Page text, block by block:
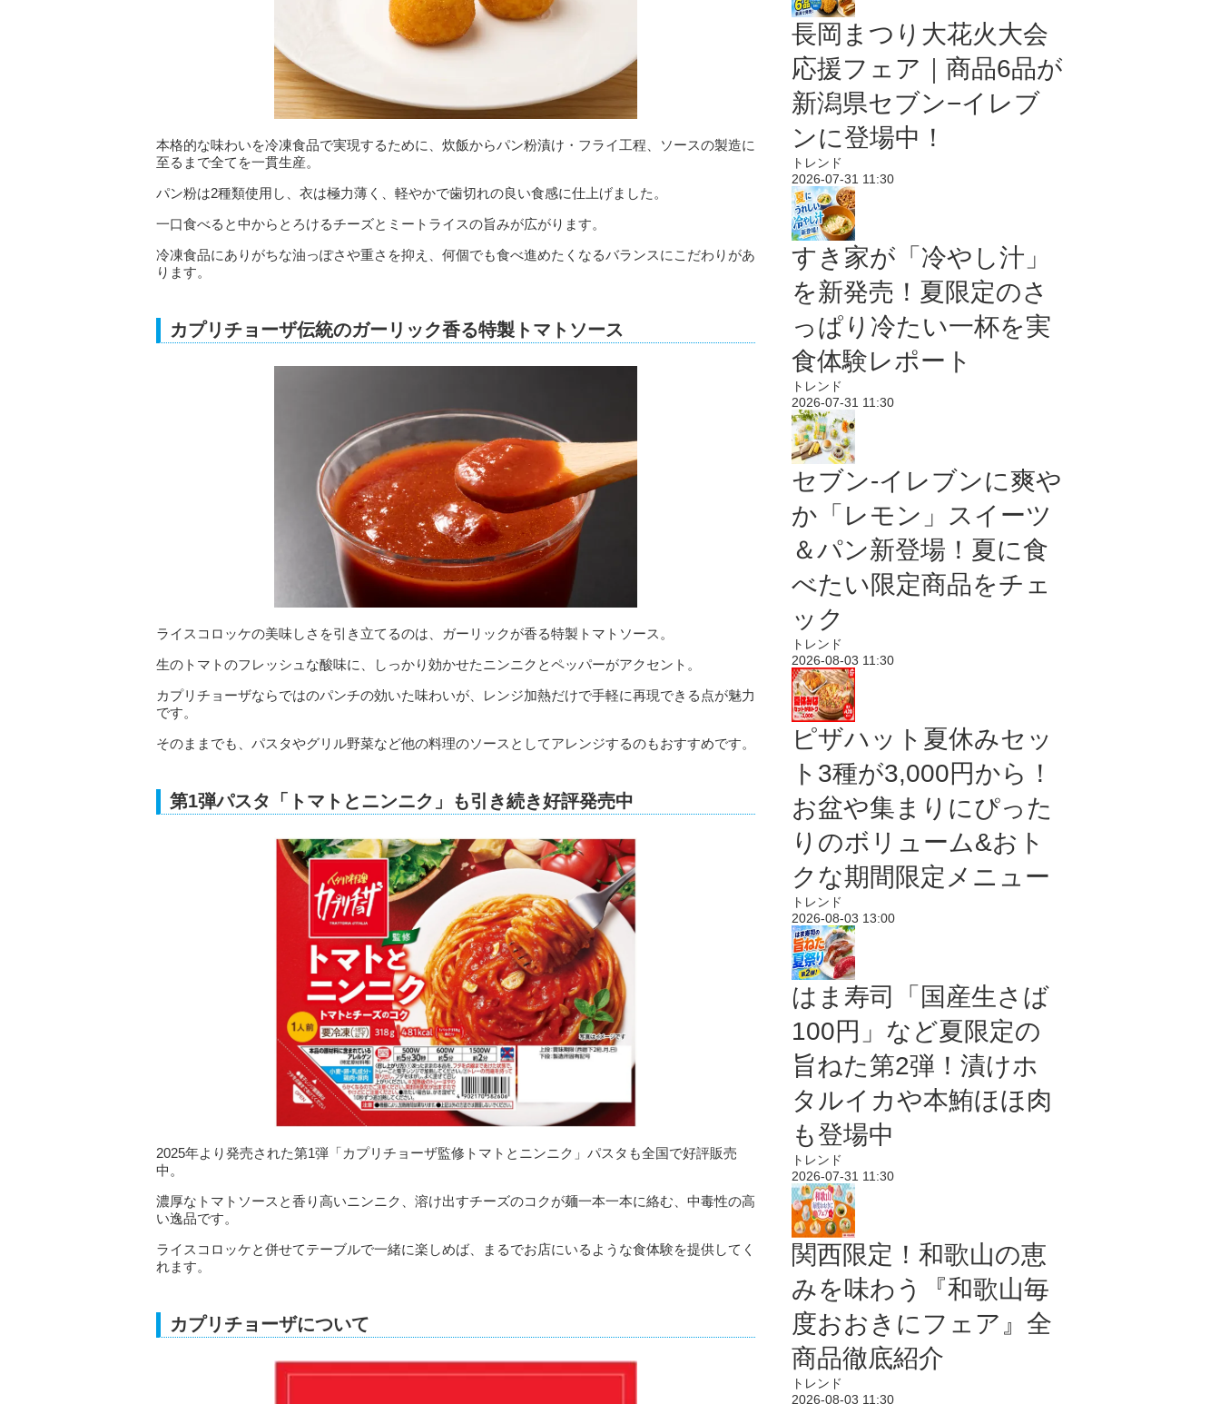
本格的な味わいを冷凍食品で実現するために、炊飯からパン粉漬け・フライ工程、ソースの製造に
至るまで全てを一貫生産。
パン粉は2種類使用し、衣は極力薄く、軽やかで歯切れの良い食感に仕上げました。
一口食べると中からとろけるチーズとミートライスの旨みが広がります。
冷凍食品にありがちな油っぽさや重さを抑え、何個でも食べ進めたくなるバランスにこだわりがあ
ります。
カプリチョーザ伝統のガーリック香る特製トマトソース
ライスコロッケの美味しさを引き立てるのは、ガーリックが香る特製トマトソース。
生のトマトのフレッシュな酸味に、しっかり効かせたニンニクとペッパーがアクセント。
カプリチョーザならではのパンチの効いた味わいが、レンジ加熱だけで手軽に再現できる点が魅力
です。
そのままでも、パスタやグリル野菜など他の料理のソースとしてアレンジするのもおすすめです。
第1弾パスタ「トマトとニンニク」も引き続き好評発売中
2025年より発売された第1弾「カプリチョーザ監修トマトとニンニク」パスタも全国で好評販売
中。
濃厚なトマトソースと香り高いニンニク、溶け出すチーズのコクが麺一本一本に絡む、中毒性の高
い逸品です。
ライスコロッケと併せてテーブルで一緒に楽しめば、まるでお店にいるような食体験を提供してく
れます。
カプリチョーザについて
長岡まつり大花火大会
応援フェア｜商品6品が
新潟県セブン−イレブ
ンに登場中！
トレンド
2026-07-31 11:30
すき家が「冷やし汁」
を新発売！夏限定のさ
っぱり冷たい一杯を実
食体験レポート
トレンド
2026-07-31 11:30
セブン‐イレブンに爽や
か「レモン」スイーツ
＆パン新登場！夏に食
べたい限定商品をチェ
ック
トレンド
2026-08-03 11:30
ピザハット夏休みセッ
ト3種が3,000円から！
お盆や集まりにぴった
りのボリューム&おト
クな期間限定メニュー
トレンド
2026-08-03 13:00
はま寿司「国産生さば
100円」など夏限定の
旨ねた第2弾！漬けホ
タルイカや本鮪ほほ肉
も登場中
トレンド
2026-07-31 11:30
関西限定！和歌山の恵
みを味わう『和歌山毎
度おおきにフェア』全
商品徹底紹介
トレンド
2026-08-03 11:30